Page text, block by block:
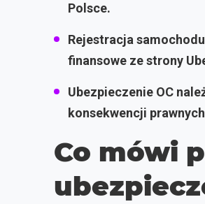
Polsce.
Rejestracja
finansowe ze strony
Ubezpieczenie OC
konsekwencji
Co mówi